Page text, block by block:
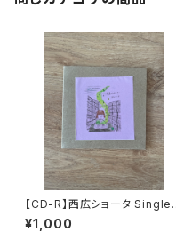
【CD-R】西広ショータ Single
「星屑のライブラリー」
¥1,000